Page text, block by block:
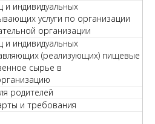
и индивидуальных
услуги по организации
организации
и индивидуальных
(реализующих) пищевые
сырье в
родителей
и требования